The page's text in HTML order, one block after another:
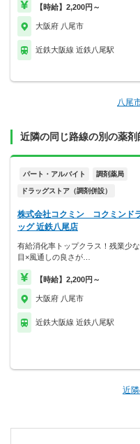
【時給】2,200円～
大阪府 八尾市
近鉄大阪線 近鉄八尾駅
八尾
近隣の同じ路線の別の薬剤
パート・アルバイト 調剤薬局
ドラッグストア（調剤併設）
株式会社コクミン コクミンド
ッグ 近鉄八尾店
有給消化率トップクラス！残業少な
目×風通しの良さが…
【時給】2,200円～
大阪府 八尾市
近鉄大阪線 近鉄八尾駅
近